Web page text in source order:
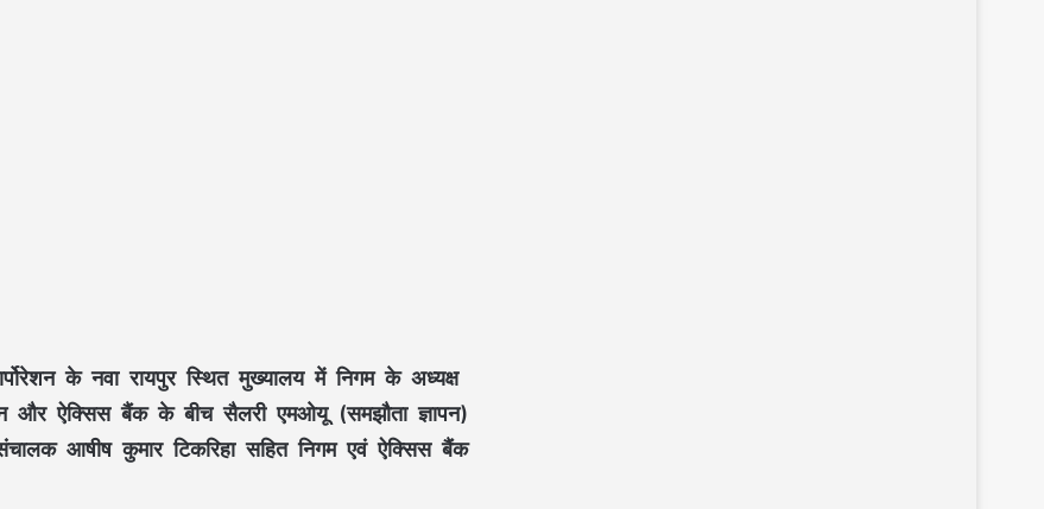
केनवा रायपुर स्थित मुख्यालयमें निगम केअध्यक्ष
औरऐक्सिस बैंकके बीचसैलरी एमओयू (समझौता ज्ञापन)
आषीष कुमार टिकरिहासहित निगम एवं ऐक्सिस बैंक